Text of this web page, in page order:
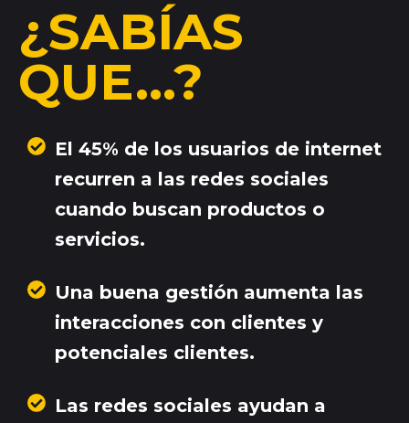
¿SABÍAS
QUE…?
El 45% de los usuarios de internet
recurren a las redes sociales
cuando buscan productos o
servicios.
Una buena gestión aumenta las
interacciones con clientes y
potenciales clientes.
Las redes sociales ayudan a